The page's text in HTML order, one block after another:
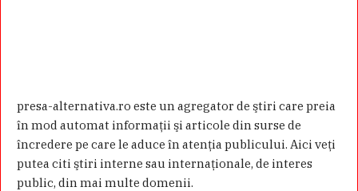
presa-alternativa.ro este un agregator de ştiri care preia
în mod automat informaţii şi articole din surse de
încredere pe care le aduce în atenţia publicului. Aici veţi
putea citi ştiri interne sau internaţionale, de interes
public, din mai multe domenii.